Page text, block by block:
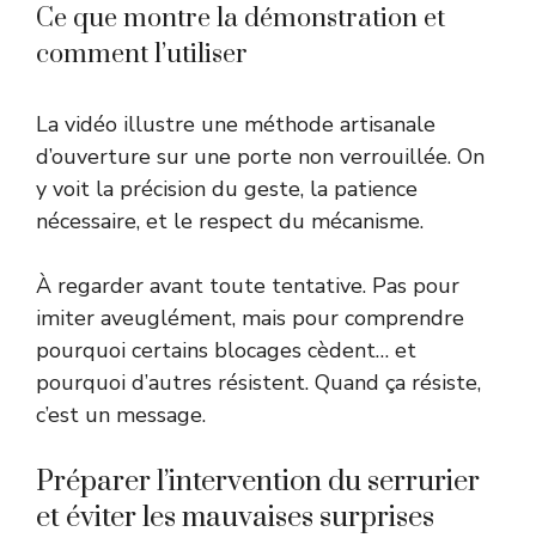
Ce que montre la démonstration et
comment l’utiliser
La vidéo illustre une méthode artisanale
d’ouverture sur une porte non verrouillée. On
y voit la précision du geste, la patience
nécessaire, et le respect du mécanisme.
À regarder avant toute tentative. Pas pour
imiter aveuglément, mais pour comprendre
pourquoi certains blocages cèdent… et
pourquoi d’autres résistent. Quand ça résiste,
c’est un message.
Préparer l’intervention du serrurier
et éviter les mauvaises surprises